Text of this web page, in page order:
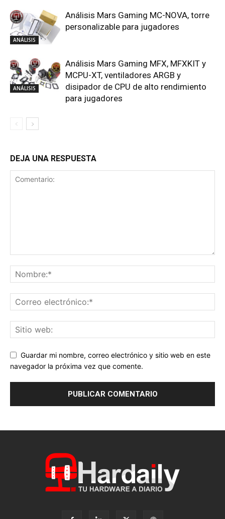
ANÁLISIS
Análisis Mars Gaming MC-NOVA, torre
personalizable para jugadores
ANÁLISIS
Análisis Mars Gaming MFX, MFXKIT y
MCPU-XT, ventiladores ARGB y
disipador de CPU de alto rendimiento
para jugadores
DEJA UNA RESPUESTA
Guardar mi nombre, correo electrónico y sitio web en este
navegador la próxima vez que comente.